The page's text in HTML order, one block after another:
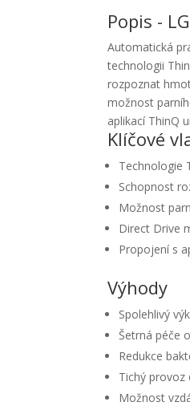
Popis -
Automatická
technologii
rozpoznat
možnost
aplikací ThinQ
Klíčové
Technologie
Schopnost
Možnost
Direct Drive
Propojení s
Výhody
Spolehlivý
Šetrná péče
Redukce
Tichý
Možnost